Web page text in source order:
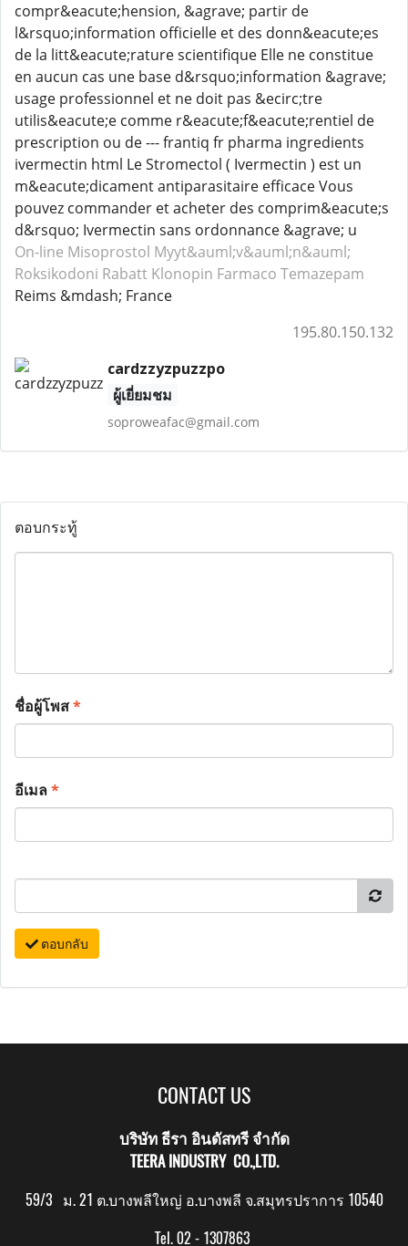
compr&eacute;hension, &agrave; partir de
l&rsquo;information officielle et des donn&eacute;es
de la litt&eacute;rature scientifique Elle ne constitue
en aucun cas une base d&rsquo;information &agrave;
usage professionnel et ne doit pas &ecirc;tre
utilis&eacute;e comme r&eacute;f&eacute;rentiel de
prescription ou de --- frantiq fr pharma ingredients
ivermectin html Le Stromectol ( Ivermectin ) est un
m&eacute;dicament antiparasitaire efficace Vous
pouvez commander et acheter des comprim&eacute;s
d&rsquo; Ivermectin sans ordonnance &agrave; u
On-line Misoprostol Myyt&auml;v&auml;n&auml;
Roksikodoni Rabatt Klonopin Farmaco Temazepam
Reims &mdash; France
195.80.150.132
cardzzyzpuzzpo
ผู้เยี่ยมชม
soproweafac@gmail.com
ตอบกระทู้
ชื่อผู้โพส*
อีเมล*
ตอบกลับ
CONTACT US
บริษัท ธีรา อินดัสทรี จำกัด
TEERA INDUSTRY CO.,LTD.
59/3 ม. 21 ต.บางพลีใหญ่ อ.บางพลี จ.สมุทรปราการ 10540
Tel. 02 - 1307863